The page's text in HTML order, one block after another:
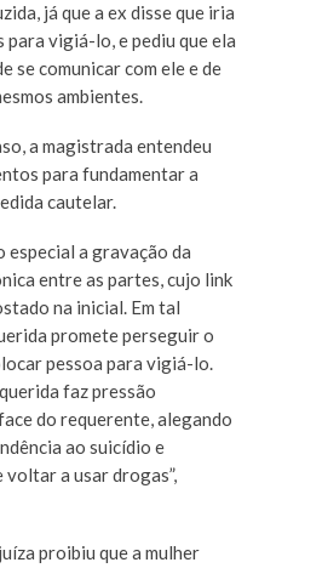
já que a ex disse que iria
para vigiá-lo, e pediu que ela
se comunicar com ele e de
ambientes.
a magistrada entendeu
para fundamentar a
cautelar.
especial a gravação da
entre as partes, cujo link
na inicial. Em tal
promete perseguir o
pessoa para vigiá-lo.
faz pressão
do requerente, alegando
ao suicídio e
voltar a usar drogas”,
proibiu que a mulher